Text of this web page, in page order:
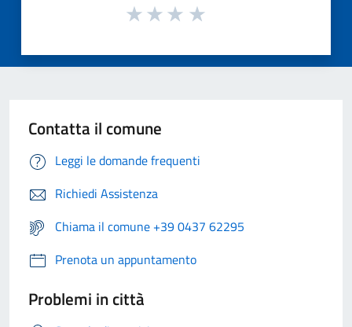
Contatta il comune
Leggi le domande frequenti
Richiedi Assistenza
Chiama il comune +39 0437 62295
Prenota un appuntamento
Problemi in città